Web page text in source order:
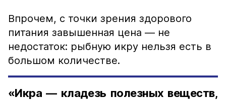
Впрочем, с точки зрения здорового
питания завышенная цена — не
недостаток: рыбную икру нельзя есть в
большом количестве.
«Икра — кладезь полезных веществ,